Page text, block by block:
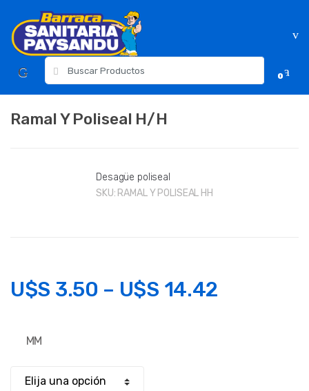
navigation
content
para:
0
Ramal Y Poliseal H/H
Desagüe poliseal
SKU: RAMAL Y POLISEAL HH
U$S 3.50 – U$S 14.42
MM